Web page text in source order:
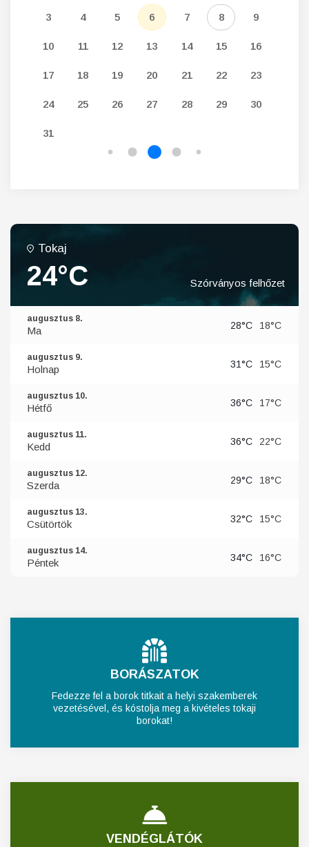
3 4 5 6 7 8 9
10 11 12 13 14 15 16
17 18 19 20 21 22 23
24 25 26 27 28 29 30
31
Tokaj
24°C Szórványos felhőzet
augusztus 8.
Ma 28°C 18°C
augusztus 9.
Holnap 31°C 15°C
augusztus 10.
Hétfő 36°C 17°C
augusztus 11.
Kedd 36°C 22°C
augusztus 12.
Szerda 29°C 18°C
augusztus 13.
Csütörtök 32°C 15°C
augusztus 14.
Péntek 34°C 16°C
BORÁSZATOK
Fedezze fel a borok titkait a helyi szakemberek
vezetésével, és kóstolja meg a kivételes tokaji
borokat!
VENDÉGLÁTÓK